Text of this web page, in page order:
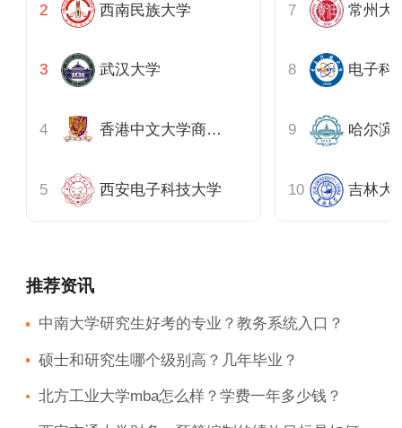
西南民族大学
武汉大学
香港中文大学商学院
西安电子科技大学
常州大
电子科
哈尔滨
推荐资讯
中南大学研究生好考的专业？教务系统入口？
硕士和研究生哪个级别高？几年毕业？
北方工业大学mba怎么样？学费一年多少钱？